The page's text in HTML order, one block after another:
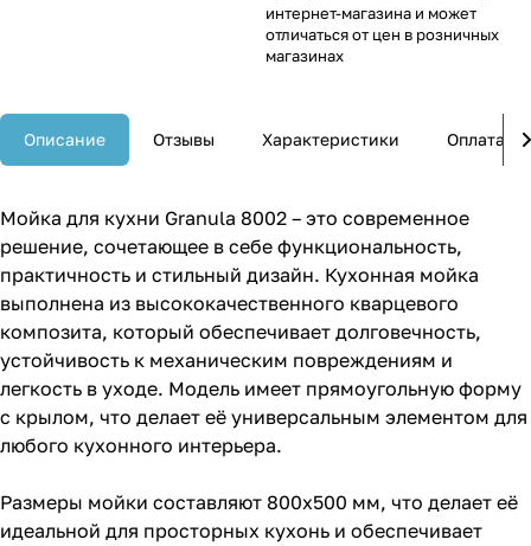
интернет-магазина и может
отличаться от цен в розничных
магазинах
Описание Отзывы Характеристики Оплата
Мойка для кухни Granula 8002 – это современное
решение, сочетающее в себе функциональность,
практичность и стильный дизайн. Кухонная мойка
выполнена из высококачественного кварцевого
композита, который обеспечивает долговечность,
устойчивость к механическим повреждениям и
легкость в уходе. Модель имеет прямоугольную форму
с крылом, что делает её универсальным элементом для
любого кухонного интерьера.
Размеры мойки составляют 800х500 мм, что делает её
идеальной для просторных кухонь и обеспечивает